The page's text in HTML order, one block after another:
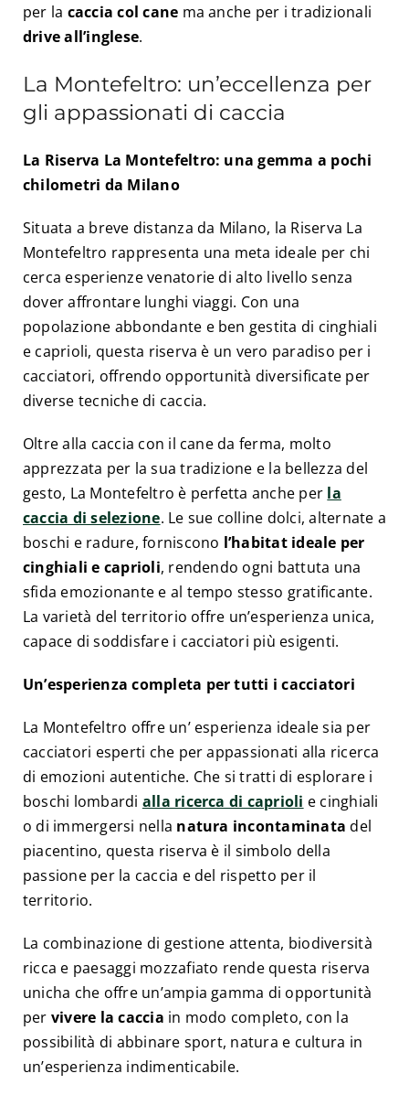
per la caccia col cane ma anche per i tradizionali
drive all’inglese.
La Montefeltro: un’eccellenza per
gli appassionati di caccia
La Riserva La Montefeltro: una gemma a pochi
chilometri da Milano
Situata a breve distanza da Milano, la Riserva La
Montefeltro rappresenta una meta ideale per chi
cerca esperienze venatorie di alto livello senza
dover affrontare lunghi viaggi. Con una
popolazione abbondante e ben gestita di cinghiali
e caprioli, questa riserva è un vero paradiso per i
cacciatori, offrendo opportunità diversificate per
diverse tecniche di caccia.
Oltre alla caccia con il cane da ferma, molto
apprezzata per la sua tradizione e la bellezza del
gesto, La Montefeltro è perfetta anche per la
caccia di selezione. Le sue colline dolci, alternate a
boschi e radure, forniscono l’habitat ideale per
cinghiali e caprioli, rendendo ogni battuta una
sfida emozionante e al tempo stesso gratificante.
La varietà del territorio offre un’esperienza unica,
capace di soddisfare i cacciatori più esigenti.
Un’esperienza completa per tutti i cacciatori
La Montefeltro offre un’ esperienza ideale sia per
cacciatori esperti che per appassionati alla ricerca
di emozioni autentiche. Che si tratti di esplorare i
boschi lombardi alla ricerca di caprioli e cinghiali
o di immergersi nella natura incontaminata del
piacentino, questa riserva è il simbolo della
passione per la caccia e del rispetto per il
territorio.
La combinazione di gestione attenta, biodiversità
ricca e paesaggi mozzafiato rende questa riserva
unicha che offre un’ampia gamma di opportunità
per vivere la caccia in modo completo, con la
possibilità di abbinare sport, natura e cultura in
un’esperienza indimenticabile.